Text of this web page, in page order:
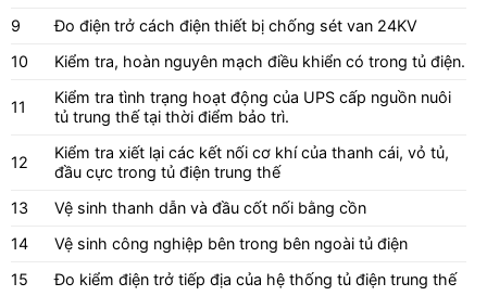
9
Đo điện trở cách điện thiết bị chống sét van 24KV
10
Kiểm tra, hoàn nguyên mạch điều khiển có trong tủ điện.
11
Kiểm tra tình trạng hoạt động của UPS cấp nguồn nuôi
tủ trung thế tại thời điểm bảo trì.
12
Kiểm tra xiết lại các kết nối cơ khí của thanh cái, vỏ tủ,
đầu cực trong tủ điện trung thế
13
Vệ sinh thanh dẫn và đầu cốt nối bằng cồn
14
Vệ sinh công nghiệp bên trong bên ngoài tủ điện
15
Đo kiểm điện trở tiếp địa của hệ thống tủ điện trung thế